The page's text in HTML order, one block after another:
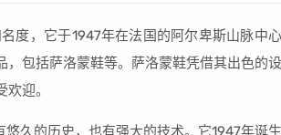
度，它于1947年在法国的阿尔卑斯山脉中心
包括萨洛蒙鞋等。萨洛蒙鞋凭借其出色的设
迎。
久的历史，也有强大的技术。它1947年诞生